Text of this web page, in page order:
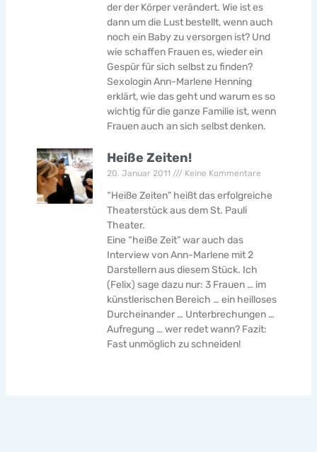
der der Körper verändert. Wie ist es
dann um die Lust bestellt, wenn auch
noch ein Baby zu versorgen ist? Und
wie schaffen Frauen es, wieder ein
Gespür für sich selbst zu finden?
Sexologin Ann-Marlene Henning
erklärt, wie das geht und warum es so
wichtig für die ganze Familie ist, wenn
Frauen auch an sich selbst denken.
Heiße Zeiten!
20. Januar 2011 Keine Kommentare
“Heiße Zeiten” heißt das erfolgreiche
Theaterstück aus dem St. Pauli
Theater.
Eine “heiße Zeit” war auch das
Interview von Ann-Marlene mit 2
Darstellern aus diesem Stück. Ich
(Felix) sage dazu nur: 3 Frauen … im
künstlerischen Bereich … ein heilloses
Durcheinander … Unterbrechungen …
Aufregung … wer redet wann? Fazit:
Fast unmöglich zu schneiden!